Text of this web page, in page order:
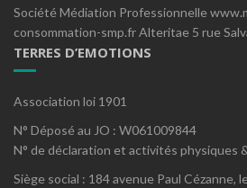
Société Médiation Professionnelle
consommation-smp.fr Alteritae 5 rue
TERRES D’EMOTIONS
Association loi 1901
N° Déposé au JO : W061009844
N° de déclaration et activités physiques
Siège social : 184 avenue Paul Cézanne,